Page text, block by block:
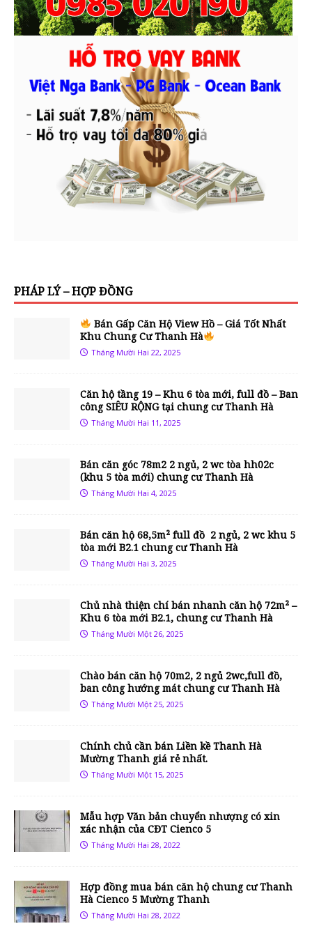
PHÁP LÝ – HỢP ĐỒNG
Bán Gấp Căn Hộ View Hồ – Giá Tốt Nhất
Khu Chung Cư Thanh Hà
Tháng Mười Hai 22, 2025
Căn hộ tầng 19 – Khu 6 tòa mới, full đồ – Ban
công SIÊU RỘNG tại chung cư Thanh Hà
Tháng Mười Hai 11, 2025
Bán căn góc 78m2 2 ngủ, 2 wc tòa hh02c
(khu 5 tòa mới) chung cư Thanh Hà
Tháng Mười Hai 4, 2025
Bán căn hộ 68,5m² full đồ 2 ngủ, 2 wc khu 5
tòa mới B2.1 chung cư Thanh Hà
Tháng Mười Hai 3, 2025
Chủ nhà thiện chí bán nhanh căn hộ 72m² –
Khu 6 tòa mới B2.1, chung cư Thanh Hà
Tháng Mười Một 26, 2025
Chào bán căn hộ 70m2, 2 ngủ 2wc,full đồ,
ban công hướng mát chung cư Thanh Hà
Tháng Mười Một 25, 2025
Chính chủ cần bán Liền kề Thanh Hà
Mường Thanh giá rẻ nhất.
Tháng Mười Một 15, 2025
Mẫu hợp Văn bản chuyển nhượng có xin
xác nhận của CĐT Cienco 5
Tháng Mười Hai 28, 2022
Hợp đồng mua bán căn hộ chung cư Thanh
Hà Cienco 5 Mường Thanh
Tháng Mười Hai 28, 2022